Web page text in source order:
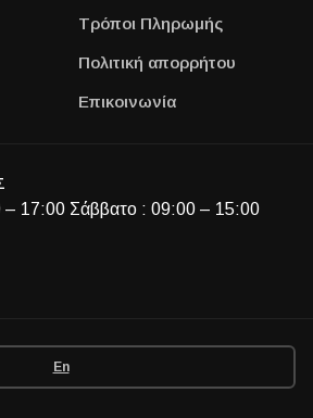
Τρόποι Πληρωμής
Πολιτική απορρήτου
Επικοινωνία
17:00 Σάββατο : 09:00 – 15:00
En